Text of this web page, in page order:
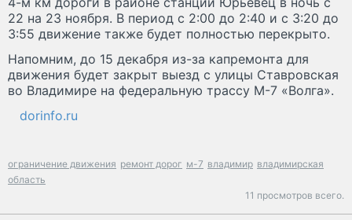
22 на 23 ноября. В период с 2:00 до 2:40 и с 3:20 до
3:55 движение также будет полностью перекрыто.
Напомним, до 15 декабря из-за капремонта для
движения будет закрыт выезд с улицы Ставровская
во Владимире на федеральную трассу М-7 «Волга».
dorinfo.ru
ограничение движения ремонт дорог м-7 владимир владимирская
область
11 просмотров всего.